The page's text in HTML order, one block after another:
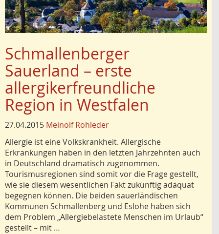
Schmallenberger
Sauerland – erste
allergikerfreundliche
Region in Westfalen
27.04.2015 Meinolf Rohleder
Allergie ist eine Volkskrankheit. Allergische
Erkrankungen haben in den letzten Jahrzehnten auch
in Deutschland dramatisch zugenommen.
Tourismusregionen sind somit vor die Frage gestellt,
wie sie diesem wesentlichen Fakt zukünftig adäquat
begegnen können. Die beiden sauerländischen
Kommunen Schmallenberg und Eslohe haben sich
dem Problem „Allergiebelastete Menschen im Urlaub“
gestellt – mit …